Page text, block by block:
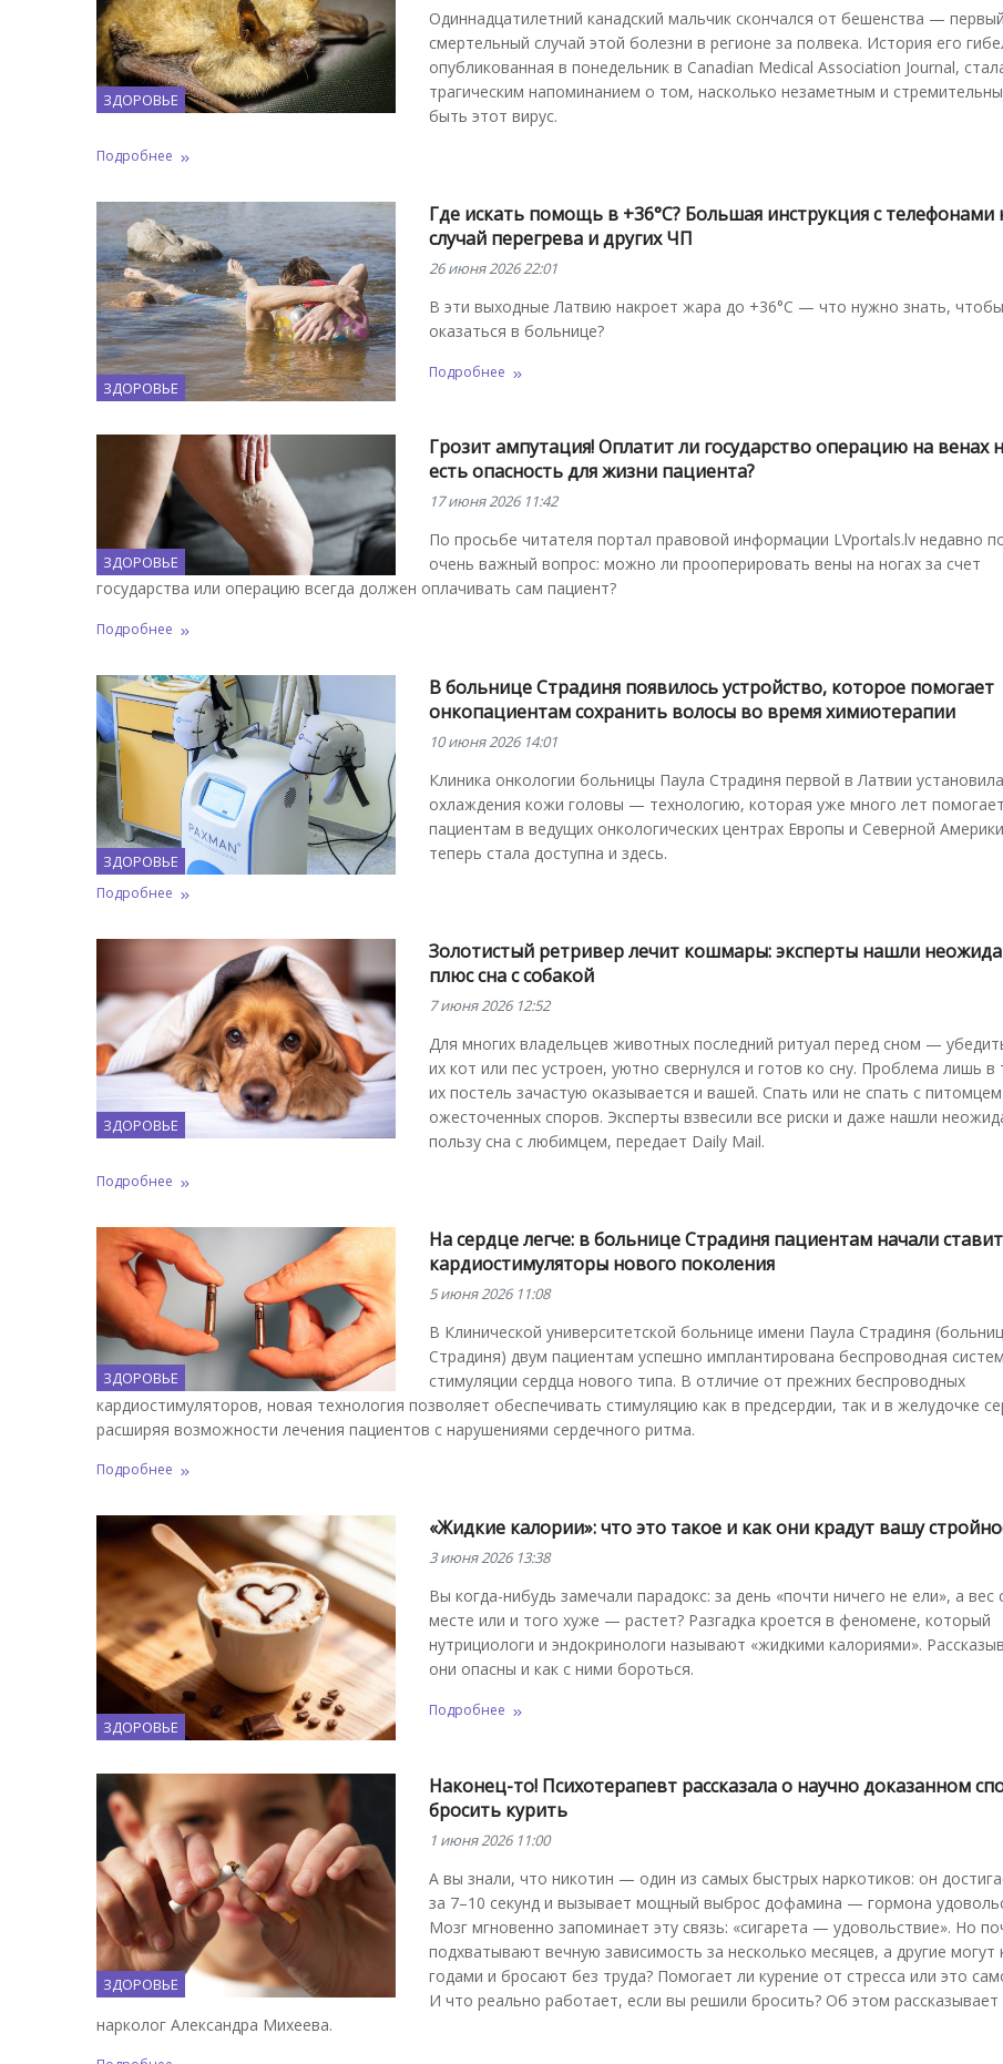
ЗДОРОВЬЕ
Одиннадцатилетний канадский мальчик скончался от бешенства — первый
смертельный случай этой болезни в регионе за полвека. История его
опубликованная в понедельник в Canadian Medical Association Journal,
трагическим напоминанием о том, насколько незаметным и
быть этот вирус.
Подробнее
ЗДОРОВЬЕ
Где искать помощь в +36°C? Большая инструкция с телефонами
случай перегрева и других ЧП
26 июня 2026 22:01
В эти выходные Латвию накроет жара до +36°C — что нужно знать,
оказаться в больнице?
Подробнее
ЗДОРОВЬЕ
Грозит ампутация! Оплатит ли государство операцию на венах
есть опасность для жизни пациента?
17 июня 2026 11:42
По просьбе читателя портал правовой информации LVportals.lv недавно
очень важный вопрос: можно ли прооперировать вены на ногах за счет
государства или операцию всегда должен оплачивать сам пациент?
Подробнее
ЗДОРОВЬЕ
В больнице Страдиня появилось устройство, которое помогает
онкопациентам сохранить волосы во время химиотерапии
10 июня 2026 14:01
Клиника онкологии больницы Паула Страдиня первой в Латвии
охлаждения кожи головы — технологию, которая уже много лет помогает
пациентам в ведущих онкологических центрах Европы и Северной
теперь стала доступна и здесь.
Подробнее
ЗДОРОВЬЕ
Золотистый ретривер лечит кошмары: эксперты нашли
плюс сна с собакой
7 июня 2026 12:52
Для многих владельцев животных последний ритуал перед сном —
их кот или пес устроен, уютно свернулся и готов ко сну. Проблема лишь в
их постель зачастую оказывается и вашей. Спать или не спать с
ожесточенных споров. Эксперты взвесили все риски и даже нашли
пользу сна с любимцем, передает Daily Mail.
Подробнее
ЗДОРОВЬЕ
На сердце легче: в больнице Страдиня пациентам начали
кардиостимуляторы нового поколения
5 июня 2026 11:08
В Клинической университетской больнице имени Паула Страдиня
Страдиня) двум пациентам успешно имплантирована беспроводная
стимуляции сердца нового типа. В отличие от прежних беспроводных
кардиостимуляторов, новая технология позволяет обеспечивать стимуляцию как в предсердии, так и в желудочке
расширяя возможности лечения пациентов с нарушениями сердечного ритма.
Подробнее
ЗДОРОВЬЕ
«Жидкие калории»: что это такое и как они крадут вашу
3 июня 2026 13:38
Вы когда-нибудь замечали парадокс: за день «почти ничего не ели», а вес
месте или и того хуже — растет? Разгадка кроется в феномене, который
нутрициологи и эндокринологи называют «жидкими калориями».
они опасны и как с ними бороться.
Подробнее
ЗДОРОВЬЕ
Наконец-то! Психотерапевт рассказала о научно доказанном
бросить курить
1 июня 2026 11:00
А вы знали, что никотин — один из самых быстрых наркотиков: он
за 7–10 секунд и вызывает мощный выброс дофамина — гормона
Мозг мгновенно запоминает эту связь: «сигарета — удовольствие». Но
подхватывают вечную зависимость за несколько месяцев, а другие могут
годами и бросают без труда? Помогает ли курение от стресса или это
И что реально работает, если вы решили бросить? Об этом рассказывает
нарколог Александра Михеева.